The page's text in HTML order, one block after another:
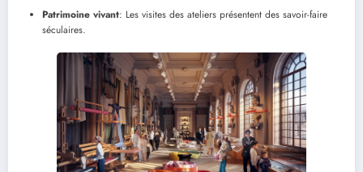
Patrimoine vivant: Les visites des ateliers présentent des savoir-faire
séculaires.